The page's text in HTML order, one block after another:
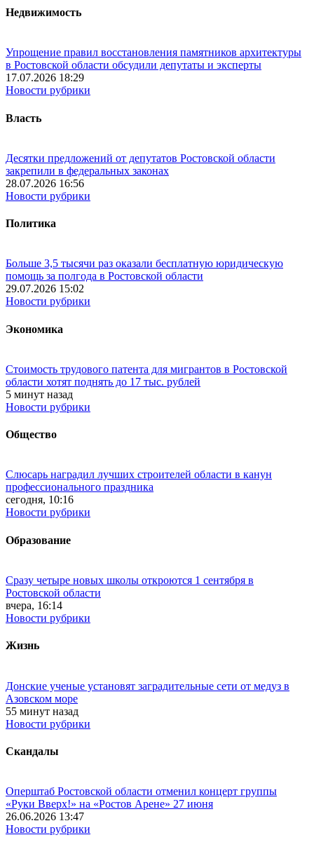
Недвижимость
Упрощение правил восстановления памятников архитектуры
в Ростовской области обсудили депутаты и эксперты
17.07.2026 18:29
Новости рубрики
Власть
Десятки предложений от депутатов Ростовской области
закрепили в федеральных законах
28.07.2026 16:56
Новости рубрики
Политика
Больше 3,5 тысячи раз оказали бесплатную юридическую
помощь за полгода в Ростовской области
29.07.2026 15:02
Новости рубрики
Экономика
Стоимость трудового патента для мигрантов в Ростовской
области хотят поднять до 17 тыс. рублей
5 минут назад
Новости рубрики
Общество
Слюсарь наградил лучших строителей области в канун
профессионального праздника
сегодня, 10:16
Новости рубрики
Образование
Сразу четыре новых школы откроются 1 сентября в
Ростовской области
вчера, 16:14
Новости рубрики
Жизнь
Донские ученые установят заградительные сети от медуз в
Азовском море
55 минут назад
Новости рубрики
Скандалы
Оперштаб Ростовской области отменил концерт группы
«Руки Вверх!» на «Ростов Арене» 27 июня
26.06.2026 13:47
Новости рубрики